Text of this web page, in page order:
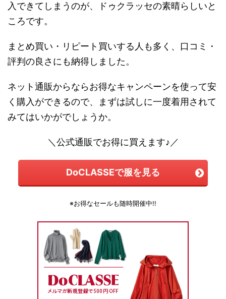
入できてしまうのが、ドゥクラッセの素晴らしいと
ころです。
まとめ買い・リピート買いする人も多く、口コミ・
評判の良さにも納得しました。
ネット通販からならお得なキャンペーンを使って安
く購入ができるので、まずは試しに一度着用されて
みてはいかがでしょうか。
＼公式通販でお得に買えます♪／
DoCLASSEで服を見る
※お得なセールも随時開催中!!